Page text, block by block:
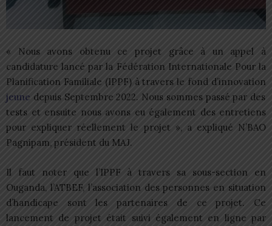
« Nous avons obtenu ce projet grâce à un appel à
candidature lancé par la Fédération Internationale Pour la
Planification Familiale (IPPF) à travers le fond d’innovation
jeune depuis Septembre 2022. Nous sommes passé par des
tests et ensuite nous avons eu également des entretiens
pour expliquer réellement le projet », a expliqué N’BAO
Pagnipam, président du MAJ.
Il faut noter que l’IPPF à travers sa sous-section en
Ouganda, l’ATBEF, l’association des personnes en situation
d’handicape sont les partenaires de ce projet. Ce
lancement de projet était suivi également en ligne par